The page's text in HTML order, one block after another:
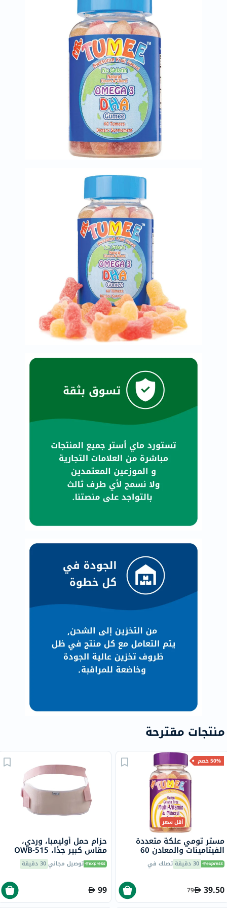
منتجات مقترحة
50% خصم
أقل سعر
مستر تومي علكة متعددة
الفيتامينات والمعادن 60
قطعة 30 دقيقة تصلك في
39.50
79
حزام حمل أوليمبا، وردي،
مقاس كبير جدًا، OWB-515
توصيل مجاني30 دقيقة
99